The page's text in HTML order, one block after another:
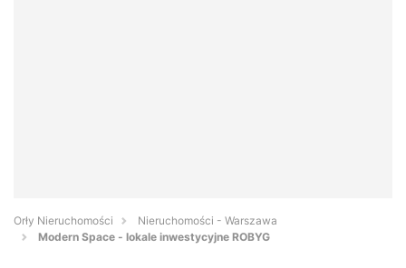
Orły Nieruchomości
Nieruchomości - Warszawa
Modern Space - lokale inwestycyjne ROBYG